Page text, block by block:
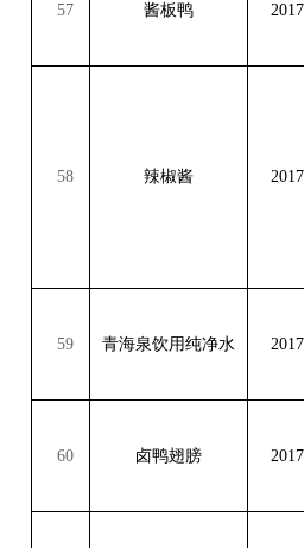
57 酱板鸭
58 辣椒酱
59 青海泉饮用纯净水
60 卤鸭翅膀